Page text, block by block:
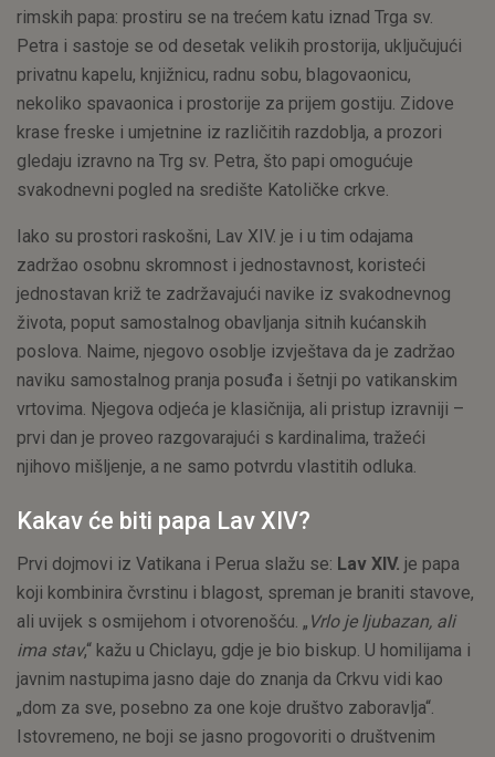
rimskih papa: prostiru se na trećem katu iznad Trga sv.
Petra i sastoje se od desetak velikih prostorija, uključujući
privatnu kapelu, knjižnicu, radnu sobu, blagovaonicu,
nekoliko spavaonica i prostorije za prijem gostiju. Zidove
krase freske i umjetnine iz različitih razdoblja, a prozori
gledaju izravno na Trg sv. Petra, što papi omogućuje
svakodnevni pogled na središte Katoličke crkve.
Iako su prostori raskošni, Lav XIV. je i u tim odajama
zadržao osobnu skromnost i jednostavnost, koristeći
jednostavan križ te zadržavajući navike iz svakodnevnog
života, poput samostalnog obavljanja sitnih kućanskih
poslova. Naime, njegovo osoblje izvještava da je zadržao
naviku samostalnog pranja posuđa i šetnji po vatikanskim
vrtovima. Njegova odjeća je klasičnija, ali pristup izravniji –
prvi dan je proveo razgovarajući s kardinalima, tražeći
njihovo mišljenje, a ne samo potvrdu vlastitih odluka.
Kakav će biti papa Lav XIV?
Prvi dojmovi iz Vatikana i Perua slažu se: Lav XIV. je papa
koji kombinira čvrstinu i blagost, spreman je braniti stavove,
ali uvijek s osmijehom i otvorenošću. „ Vrlo je ljubazan, ali
ima stav,“ kažu u Chiclayu, gdje je bio biskup. U homilijama i
javnim nastupima jasno daje do znanja da Crkvu vidi kao
„dom za sve, posebno za one koje društvo zaboravlja“.
Istovremeno, ne boji se jasno progovoriti o društvenim